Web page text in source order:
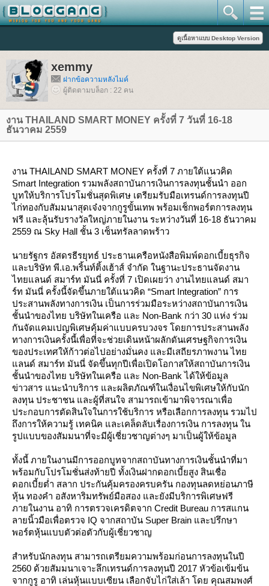
xemmy
ฝากข้อความหลังไมค์
ผู้ติดตามบล็อก : 22 คน
งาน THAILAND SMART MONEY ครั้งที่ 7 วันที่ 16-18
ธันวาคม 2559
งาน THAILAND SMART MONEY ครั้งที่ 7 ภายใต้แนวคิด
Smart Integration รวมพลังสถาบันการเงินการลงทุนชั้นนำ ออก
บูทให้บริการโปรโมชั่นสุดพิเศษ เตรียมรับมือเทรนด์การลงทุนปี
ไก่ทองกับสัมมนาสุดเจ๋งจากกูรูขั้นเทพ พร้อมเช็กพอร์ตการลงทุน
ฟรี และลุ้นรับรางวัลใหญ่ภายในงาน ระหว่างวันที่ 16-18 ธันวาคม
2559 ณ Sky Hall ชั้น 3 เซ็นทรัลลาดพร้าว
นายรัฐกร อัสดรธีรยุทธ์ ประธานเครือหนังสือพิมพ์ดอกเบี้ยธุรกิจ
ละบริษัท พี.เอ.พริ้นท์ติ้งเฮ้าส์ จำกัด ในฐานะประธานจัดงาน
ไทยแลนด์ สมาร์ท มันนี่ ครั้งที่ 7 เปิดเผยว่า งานไทยแลนด์ สมา
ร์ท มันนี่ ครั้งนี้จัดขึ้นภายใต้แนวคิด “Smart Integration” การ
ประสานพลังทางการเงิน เป็นการร่วมมือระหว่างสถาบันการเงิน
ชั้นนำของไทย บริษัทในเครือ และ Non-Bank กว่า 30 แห่ง ร่วม
กันจัดแคมเปญพิเศษคุ้มค่าแบบครบวงจร โดยการประสานพลัง
ทางการเงินครั้งนี้เพื่อที่จะช่วยเดินหน้าผลักดันเศรษฐกิจการเงิน
ของประเทศให้ก้าวต่อไปอย่างมั่นคง และมีเสถียรภาพงาน ไท
ลนด์ สมาร์ท มันนี่ จัดขึ้นทุกปีเพื่อเปิดโอกาสให้สถาบันการเงิน
ชั้นนำของไทย บริษัทในเครือ และ Non-Bank ได้ให้ข้อมูล
ข่าวสาร แนะนำบริการ และผลิตภัณฑ์ในเงื่อนไขพิเศษให้กับนัก
ลงทุน ประชาชน และผู้ที่สนใจ สามารถเข้ามาพิจารณาเพื่อ
ประกอบการตัดสินใจในการใช้บริการ หรือเลือกการลงทุน รวมไป
ถึงการให้ความรู้ เทคนิค และเคล็ดลับเรื่องการเงิน การลงทุน ใน
รูปแบบของสัมมนาที่จะมีผู้เชี่ยวชาญต่างๆ มาเป็นผู้ให้ข้อมูล
ทั้งนี้ ภายในงานมีการออกบูทจากสถาบันทางการเงินชั้นนำที่มา
พร้อมกับโปรโมชั่นส่งท้ายปี ทั้งเงินฝากดอกเบี้ยสูง สินเชื่อ
ดอกเบี้ยต่ำ สลาก ประกันคุ้มครองครบครัน กองทุนลดหย่อนภาษี
หุ้น ทองคำ อสังหาริมทรัพย์มือสอง และยังมีบริการพิเศษฟรี
ภายในงาน อาทิ การตรวจเครดิตจาก Credit Bureau การสแกน
ลายนิ้วมือเพื่อตรวจ IQ จากสถาบัน Super Brain และปรึกษา
พอร์ตหุ้นแบบตัวต่อตัวกับผู้เชี่ยวชาญ
สำหรับนักลงทุน สามารถเตรียมความพร้อมก่อนการลงทุนในปี
2560 ด้วยสัมมนาเจาะลึกเทรนด์การลงทุนปี 2017 หัวข้อเข้มข้น
จากกูรู อาทิ เล่นหุ้นแบบเซียน เลือกจับไก่ใส่เล้า โดย คุณสมพงศ์